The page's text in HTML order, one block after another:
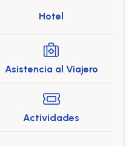
Hotel
Asistencia al Viajero
Actividades